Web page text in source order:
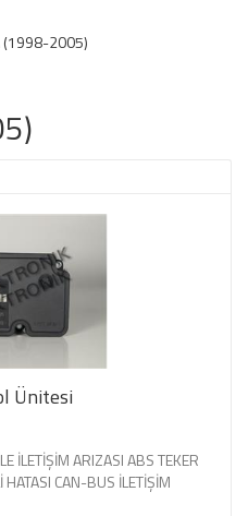
(1998-2005)
Ünitesi
İLETİŞİM ARIZASI ABS TEKER
HATASI CAN-BUS İLETİŞİM